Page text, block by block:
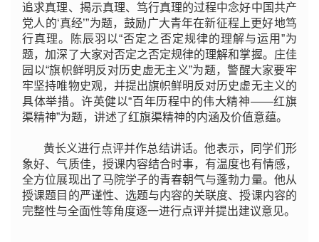
追求真理、揭示真理、笃行真理的过程中念好中国共产
党人的‘真经’”为题，鼓励广大青年在新征程上更好地笃
行真理。陈辰羽以“否定之否定规律的理解与运用”为
题，加深了大家对否定之否定规律的理解和掌握。庄佳
园以“旗帜鲜明反对历史虚无主义”为题，警醒大家要牢
牢坚持唯物史观，并提出旗帜鲜明反对历史虚无主义的
具体举措。许英健以“百年历程中的伟大精神——红旗
渠精神”为题，讲述了红旗渠精神的内涵及价值意蕴。
黄长义进行点评并作总结讲话。他表示，同学们形
象好、气质佳，授课内容结合时事，有温度也有情感，
全方位展现出了马院学子的青春朝气与蓬勃力量。他从
授课题目的严谨性、选题与内容的关联度、授课内容的
完整性与全面性等角度逐一进行点评并提出建议意见。